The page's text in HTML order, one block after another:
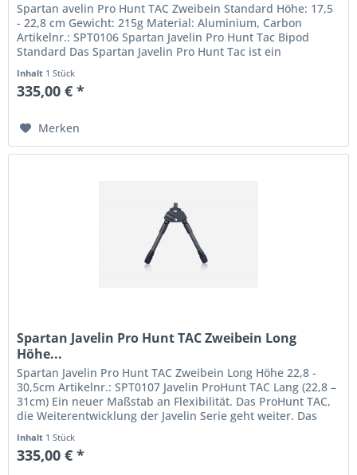
Spartan avelin Pro Hunt TAC Zweibein Standard Höhe: 17,5
- 22,8 cm Gewicht: 215g Material: Aluminium, Carbon
Artikelnr.: SPT0106 Spartan Javelin Pro Hunt Tac Bipod
Standard Das Spartan Javelin Pro Hunt Tac ist ein
Inhalt 1 Stück
335,00 € *
Merken
Spartan Javelin Pro Hunt TAC Zweibein Long
Höhe...
Spartan Javelin Pro Hunt TAC Zweibein Long Höhe 22,8 -
30,5cm Artikelnr.: SPT0107 Javelin ProHunt TAC Lang (22,8 –
31cm) Ein neuer Maßstab an Flexibilität. Das ProHunt TAC,
die Weiterentwicklung der Javelin Serie geht weiter. Das
Inhalt 1 Stück
335,00 € *